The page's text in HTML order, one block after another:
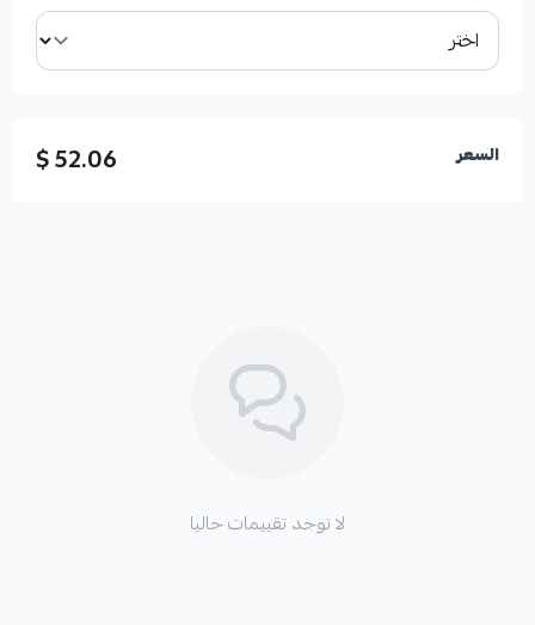
السعر 52.06 $
لا توجد تقييمات حاليا